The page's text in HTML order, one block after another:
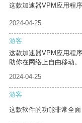
这款加速器VPM应用程
2024-04-25
游客
这款加速器VPM应用程
助你在网络上自由移动。
2024-04-25
游客
这款软件的功能非常全面